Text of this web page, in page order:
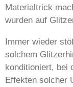
Materialtrick
wurden auf
Immer wieder
solchem
konditioniert, bei
Effekten solcher